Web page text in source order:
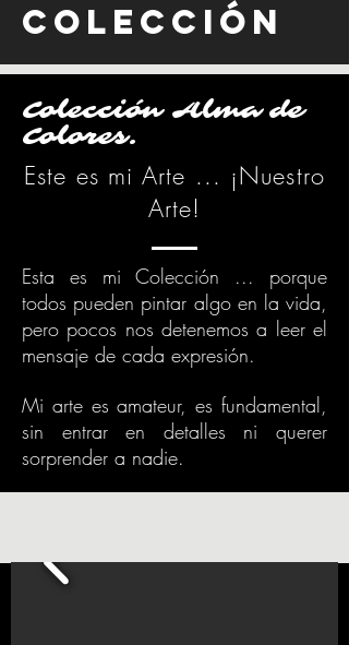
COLECCIÓN
Colección Alma de
Colores.
Este es mi Arte ... ¡Nuestro
Arte!
Esta es mi Colección ... porque
todos pueden pintar algo en la vida,
pero pocos nos detenemos a leer el
mensaje de cada expresión.
Mi arte es amateur, es fundamental,
sin entrar en detalles ni querer
sorprender a nadie.